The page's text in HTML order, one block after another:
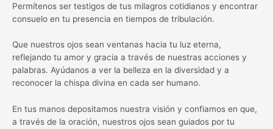
Permítenos ser testigos de tus milagros cotidianos y encontrar
consuelo en tu presencia en tiempos de tribulación.
Que nuestros ojos sean ventanas hacia tu luz eterna,
reflejando tu amor y gracia a través de nuestras acciones y
palabras. Ayúdanos a ver la belleza en la diversidad y a
reconocer la chispa divina en cada ser humano.
En tus manos depositamos nuestra visión y confiamos en que,
a través de la oración, nuestros ojos sean guiados por tu